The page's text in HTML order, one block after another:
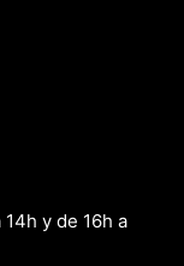
y de 16h a